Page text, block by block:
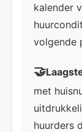
kalender
volgende
🤝
met
huurders